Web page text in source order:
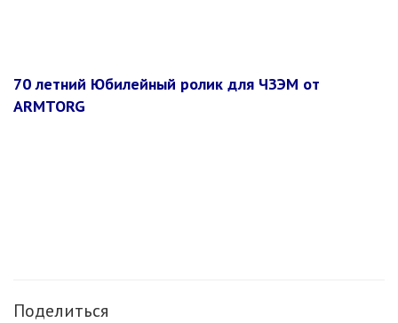
70 летний Юбилейный ролик для ЧЗЭМ от
ARMTORG
Поделиться